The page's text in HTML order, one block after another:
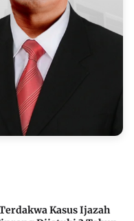
Kasus Ijazah